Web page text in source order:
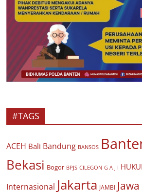
#TAGS
ACEH Bali Bandung BANSOS
Bekasi Bogor BPJS CILEGON G A J I
Internasional Jakarta JAMBI